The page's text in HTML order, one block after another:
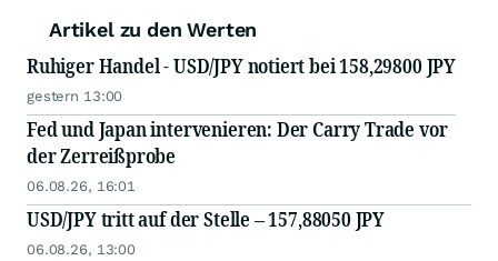
Artikel zu den Werten
Ruhiger Handel - USD/JPY notiert bei 158,29800 JPY
gestern 13:00
Fed und Japan intervenieren: Der Carry Trade vor
der Zerreißprobe
06.08.26, 16:01
USD/JPY tritt auf der Stelle – 157,88050 JPY
06.08.26, 13:00